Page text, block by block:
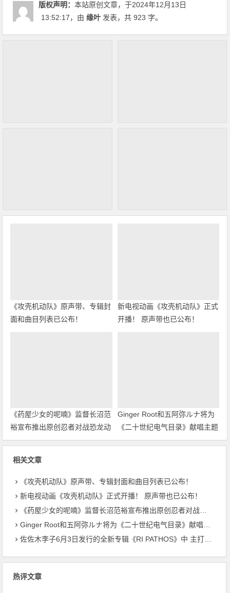
版权声明：本站原创文章，于2024年12月13日
13:52:17，由缘叶 发表，共 923 字。
《攻壳机动队》原声带、专辑封
面和曲目列表已公布！
新电视动画《攻壳机动队》正式
开播！ 原声带也已公布！
《药屋少女的呢喃》监督长沼范
裕宣布推出原创忍者对战恐龙动
画！
Ginger Root和五阿弥ルナ将为
《二十世纪电气目录》献唱主题
曲
相关文章
《攻壳机动队》原声带、专辑封面和曲目列表已公布！
新电视动画《攻壳机动队》正式开播！ 原声带也已公布！
《药屋少女的呢喃》监督长沼范裕宣布推出原创忍者对战恐龙动画！
Ginger Root和五阿弥ルナ将为《二十世纪电气目录》献唱主题曲
佐佐木李子6月3日发行的全新专辑《RI PATHOS》中 主打曲《桃李成蹊》的音乐视频已公开
热评文章